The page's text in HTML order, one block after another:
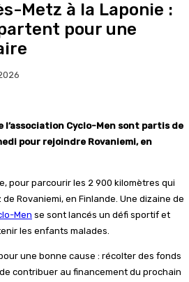
Metz à la Laponie :
pour une
l’association Cyclo-Men sont partis de
pour rejoindre Rovaniemi, en
pour parcourir les 2 900 kilomètres qui
Rovaniemi, en Finlande. Une dizaine de
Men se sont lancés un défi sportif et
les enfants malades.
une bonne cause : récolter des fonds
contribuer au financement du prochain